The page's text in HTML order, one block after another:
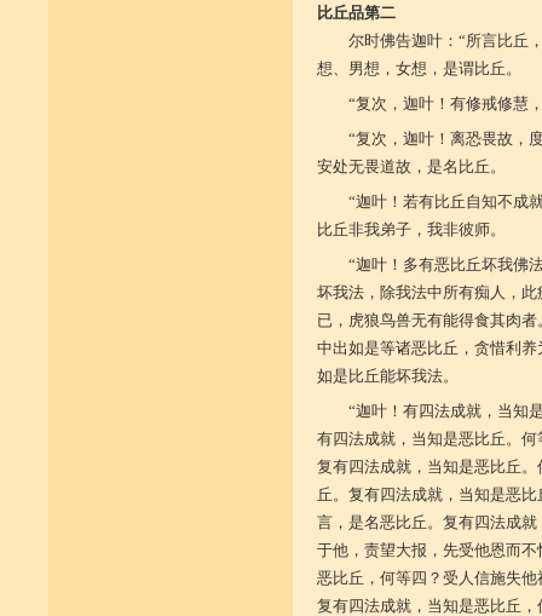
比丘品第二
尔时佛告迦叶：“所言比丘
想、男想，女想，是谓比丘。
“复次，迦叶！有修戒修慧
“复次，迦叶！离恐畏故，
安处无畏道故，是名比丘。
“迦叶！若有比丘自知不成
比丘非我弟子，我非彼师。
“迦叶！多有恶比丘坏我佛
坏我法，除我法中所有痴人，
已，虎狼鸟兽无有能得食其肉
中出如是等诸恶比丘，贪惜利
如是比丘能坏我法。
“迦叶！有四法成就，当知
有四法成就，当知是恶比丘。
复有四法成就，当知是恶比丘
丘。复有四法成就，当知是恶
言，是名恶比丘。复有四法成
于他，责望大报，先受他恩而
恶比丘，何等四？受人信施失
复有四法成就，当知是恶比丘